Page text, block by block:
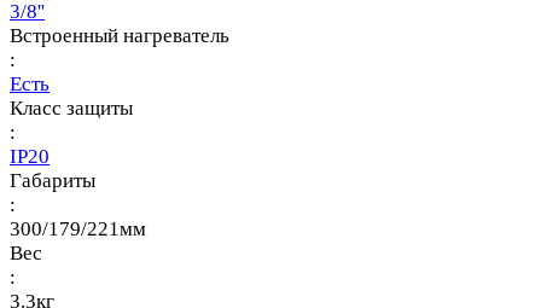
3/8''
Встроенный нагреватель
:
Есть
Класс защиты
:
IP20
Габариты
:
300/179/221мм
Вес
:
3.3кг